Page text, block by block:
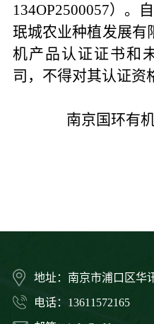
134OP2500057）。
珉城农业种植发展有
机产品认证证书和
司，不得对其认证资
南京国环有
地址：南京市浦口区华
电话：13611572165